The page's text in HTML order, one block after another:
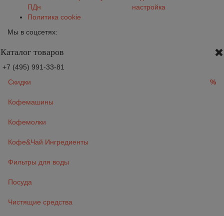
ПДн
Политика cookie
настройка
Мы в соцсетях:
Каталог товаров
+7 (495) 991-33-81
Скидки
%
Кофемашины
Кофемолки
Кофе&Чай Ингредиенты
Фильтры для воды
Посуда
Чистящие средства